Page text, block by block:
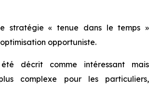
stratégie « tenue dans le temps »
opportuniste.
décrit comme intéressant mais
complexe pour les particuliers,